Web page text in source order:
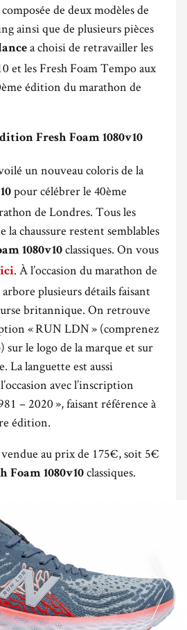
de deux modèles de
ainsi que de plusieurs pièces
a choisi de retravailler les
et les Fresh Foam Tempo aux
édition du marathon de
Fresh Foam 1080v10
un nouveau coloris de la
pour célébrer le 40ème
de Londres. Tous les
la chaussure restent semblables
1080v10 classiques. On vous
ici. À l’occasion du marathon de
plusieurs détails faisant
britannique. On retrouve
« RUN LDN » (comprenez
le logo de la marque et sur
La languette est aussi
avec l’inscription
– 2020 », faisant référence à
édition.
vendue au prix de 175€, soit 5€
Foam 1080v10 classiques.